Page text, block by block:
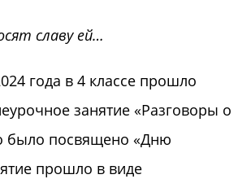
славу ей…
года в 4 классе прошло
занятие «Разговоры о
было посвящено «Дню
прошло в виде